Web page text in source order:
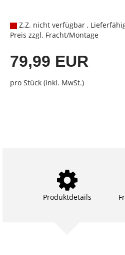
Z.Z. nicht verfügbar ,
Preis zzgl. Fracht/Montage
79,99 EUR
pro Stück (inkl. MwSt.)
Produktdetails